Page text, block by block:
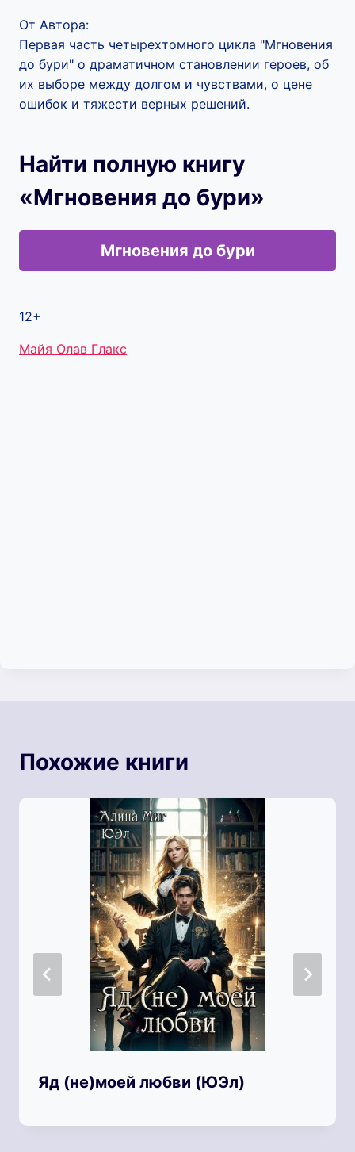
От Автора:
Первая часть четырехтомного цикла "Мгновения
до бури" о драматичном становлении героев, об
их выборе между долгом и чувствами, о цене
ошибок и тяжести верных решений.
Найти полную книгу
«Мгновения до бури»
Мгновения до бури
12+
Метки
Майя Олав Глакс
Похожие книги
Яд (не)моей любви (ЮЭл)